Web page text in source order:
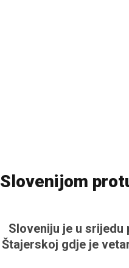
Slovenijom
Sloveniju je u srijedu
Štajerskoj gdje je